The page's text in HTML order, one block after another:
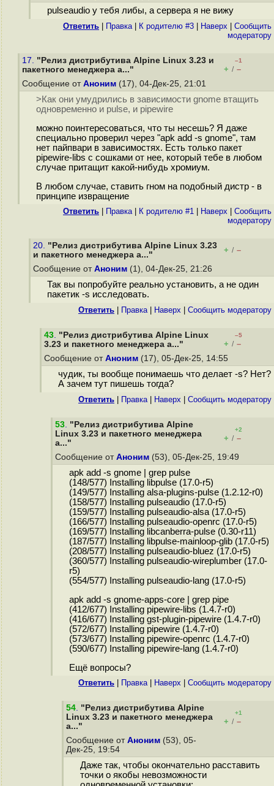
pulseaudio у тебя либы, а сервера я не вижу
Ответить Правка| К родителю #3 Наверх
Cообщить
модератору
17. "Релиз дистрибутива Alpine Linux 3.23 и
пакетного менеджера a..."
–1
+ / –
Сообщение от Аноним (17), 04-Дек-25, 21:01
>Как они умудрились в зависимости gnome втащить
одновременно и pulse, и pipewire
можно поинтересоваться, что ты несешь? Я даже
специально проверил через "apk add -s gnome", там
нет пайпвари в зависимостях. Есть только пакет
pipewire-libs с сошками от нее, который тебе в любом
случае притащит какой-нибудь хромиум.
В любом случае, ставить гном на подобный дистр - в
принципе извращение
Ответить Правка| К родителю #1 Наверх
Cообщить
модератору
20. "Релиз дистрибутива Alpine Linux 3.23
и пакетного менеджера a..."
+ / –
Сообщение от Аноним (1), 04-Дек-25, 21:26
Так вы попробуйте реально установить, а не один
пакетик -s исследовать.
Ответить Правка| Наверх Cообщить модератору
43. "Релиз дистрибутива Alpine Linux
3.23 и пакетного менеджера a..."
–5
+ / –
Сообщение от Аноним (17), 05-Дек-25, 14:55
чудик, ты вообще понимаешь что делает -s? Нет?
А зачем тут пишешь тогда?
Ответить Правка| Наверх Cообщить модератору
53. "Релиз дистрибутива Alpine
Linux 3.23 и пакетного менеджера
a..."
+2
+ / –
Сообщение от Аноним (53), 05-Дек-25, 19:49
apk add -s gnome | grep pulse
(148/577) Installing libpulse (17.0-r5)
(149/577) Installing alsa-plugins-pulse (1.2.12-r0)
(158/577) Installing pulseaudio (17.0-r5)
(159/577) Installing pulseaudio-alsa (17.0-r5)
(166/577) Installing pulseaudio-openrc (17.0-r5)
(169/577) Installing libcanberra-pulse (0.30-r11)
(187/577) Installing libpulse-mainloop-glib (17.0-r5)
(208/577) Installing pulseaudio-bluez (17.0-r5)
(360/577) Installing pulseaudio-wireplumber (17.0-
r5)
(554/577) Installing pulseaudio-lang (17.0-r5)
apk add -s gnome-apps-core | grep pipe
(412/677) Installing pipewire-libs (1.4.7-r0)
(416/677) Installing gst-plugin-pipewire (1.4.7-r0)
(572/677) Installing pipewire (1.4.7-r0)
(573/677) Installing pipewire-openrc (1.4.7-r0)
(590/677) Installing pipewire-lang (1.4.7-r0)
Ещё вопросы?
Ответить Правка| Наверх Cообщить модератору
54. "Релиз дистрибутива Alpine
Linux 3.23 и пакетного менеджера
a..."
+1
+ / –
Сообщение от Аноним (53), 05-
Дек-25, 19:54
Даже так, чтобы окончательно расставить
точки о якобы невозможности